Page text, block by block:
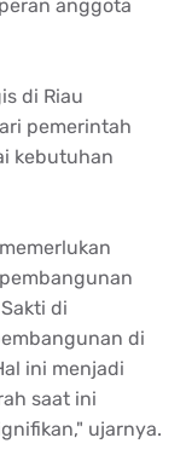
anggota
di Riau
pemerintah
kebutuhan
di
di
ini menjadi
saat ini
ujarnya.